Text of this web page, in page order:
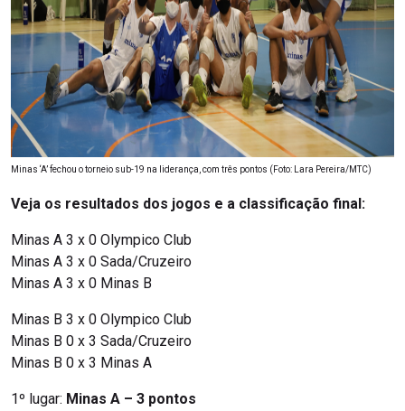
Minas ‘A’ fechou o torneio sub-19 na liderança, com três pontos (Foto: Lara Pereira/MTC)
Veja os resultados dos jogos e a classificação final:
Minas A 3 x 0 Olympico Club
Minas A 3 x 0 Sada/Cruzeiro
Minas A 3 x 0 Minas B
Minas B 3 x 0 Olympico Club
Minas B 0 x 3 Sada/Cruzeiro
Minas B 0 x 3 Minas A
1º lugar: Minas A – 3 pontos